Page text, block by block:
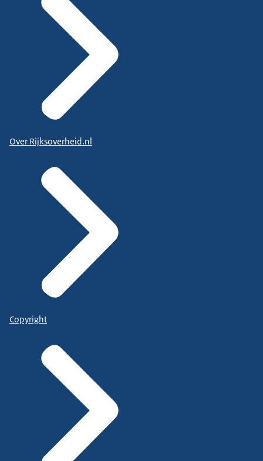
Over Rijksoverheid.nl
Copyright